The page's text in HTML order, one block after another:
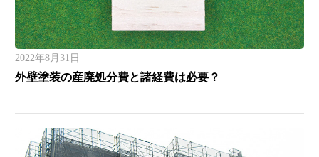
2022年8月31日
外壁塗装の産廃処分費と諸経費は必要？